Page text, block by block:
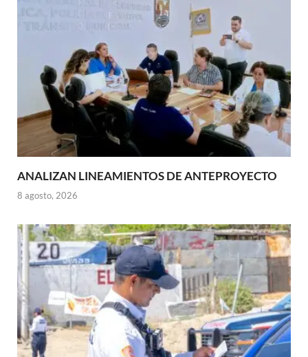
ANALIZAN LINEAMIENTOS DE ANTEPROYECTO
8 agosto, 2026